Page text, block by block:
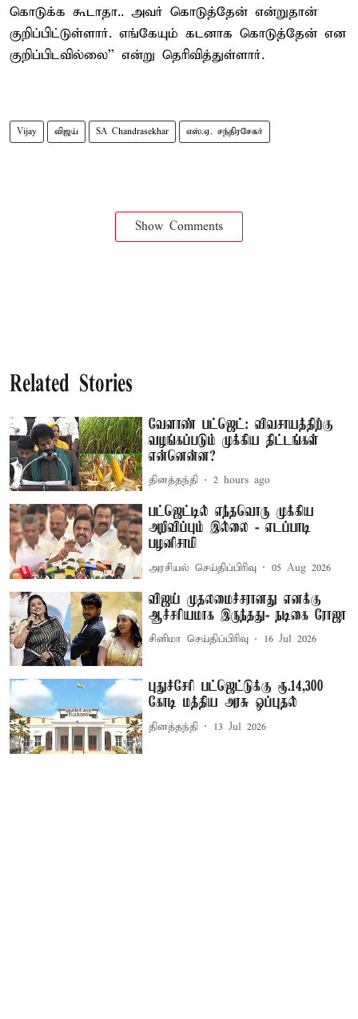
கொடுக்க கூடாதா.. அவர் கொடுத்தேன் என்றுதான்
குறிப்பிட்டுள்ளார். எங்கேயும் கடனாக கொடுத்தேன் என
குறிப்பிடவில்லை’’ என்று தெரிவித்துள்ளார்.
Vijay விஜய் SA Chandrasekhar எஸ்.ஏ. சந்திரசேகர்
Show Comments
Related Stories
வேளாண் பட்ஜெட்: விவசாயத்திற்கு
வழங்கப்படும் முக்கிய திட்டங்கள்
என்னென்ன?
தினத்தந்தி 2 hours ago
பட்ஜெட்டில் எந்தவொரு முக்கிய
அறிவிப்பும் இல்லை - எடப்பாடி
பழனிசாமி
அரசியல் செய்திப்பிரிவு 05 Aug 2026
விஜய் முதலமைச்சரானது எனக்கு
ஆச்சரியமாக இருந்தது- நடிகை ரோஜா
சினிமா செய்திப்பிரிவு 16 Jul 2026
புதுச்சேரி பட்ஜெட்டுக்கு ரூ.14,300
கோடி மத்திய அரசு ஒப்புதல்
தினத்தந்தி 13 Jul 2026